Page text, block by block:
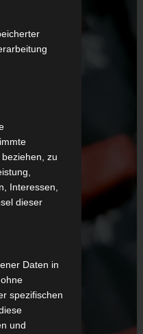
zu
Interessen,
dieser
Daten in
spezifischen
und